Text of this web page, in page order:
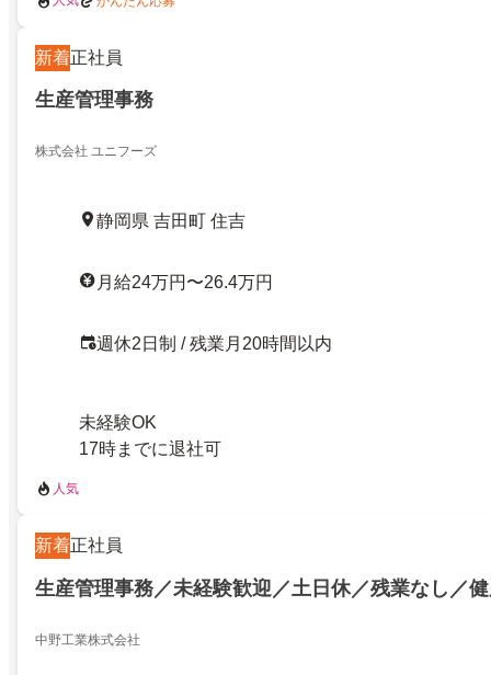
新着正社員
生産管理事務
株式会社 ユニフーズ
静岡県 吉田町 住吉
月給24万円〜26.4万円
週休2日制 / 残業月20時間以内
未経験OK
17時までに退社可
人気
新着正社員
生産管理事務／未経験歓迎／土日休／残業なし／
中野工業株式会社